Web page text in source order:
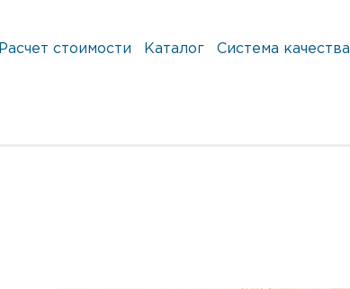
Расчет стоимости Каталог Система качества